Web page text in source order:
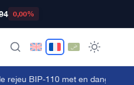
0,00%
BIP-110 met en danger les